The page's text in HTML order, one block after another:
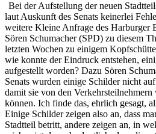
Bei der Aufstellung der neuen
laut Auskunft des Senats keinerlei
weitere Kleine Anfrage des Harburger
Sören Schumacher (SPD) zu diesem
letzten Wochen zu einigem
wie konnte der Eindruck entstehen,
aufgestellt worden? Dazu Sören
Senats wurden einige Schilder nicht
damit sie von den
können. Ich finde das, ehrlich gesagt,
Einige Schilder zeigen also an, dass
Stadtteil betritt, andere zeigen an, in